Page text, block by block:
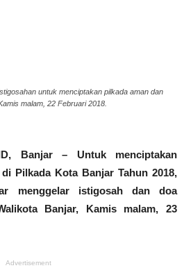
untuk menciptakan pilkada aman dan
malam, 22 Februari 2018.
Banjar – Untuk menciptakan
Pilkada Kota Banjar Tahun 2018,
menggelar istigosah dan doa
Banjar, Kamis malam, 23
Advertisement